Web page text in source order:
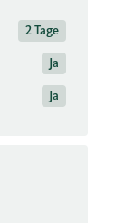
2 Tage
Ja
Ja